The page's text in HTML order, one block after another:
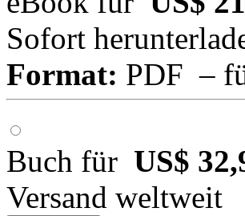
Sofort
Format: PDF –
Buch für US$
Versand weltweit